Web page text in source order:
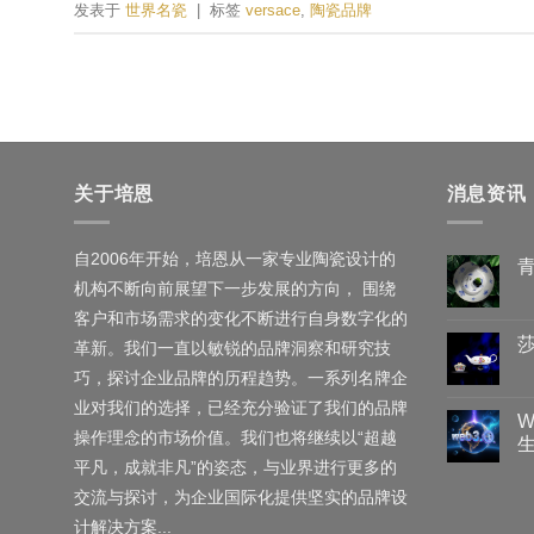
发表于 世界名瓷 标签 versace, 陶瓷品牌
关于培恩
自2006年开始，培恩从一家专业陶瓷设计的
机构不断向前展望下一步发展的方向， 围绕
客户和市场需求的变化不断进行自身数字化的
革新。我们一直以敏锐的品牌洞察和研究技
巧，探讨企业品牌的历程趋势。一系列名牌企
业对我们的选择，已经充分验证了我们的品牌
操作理念的市场价值。我们也将继续以“超越
平凡，成就非凡”的姿态，与业界进行更多的
交流与探讨，为企业国际化提供坚实的品牌设
计解决方案...
消息资讯